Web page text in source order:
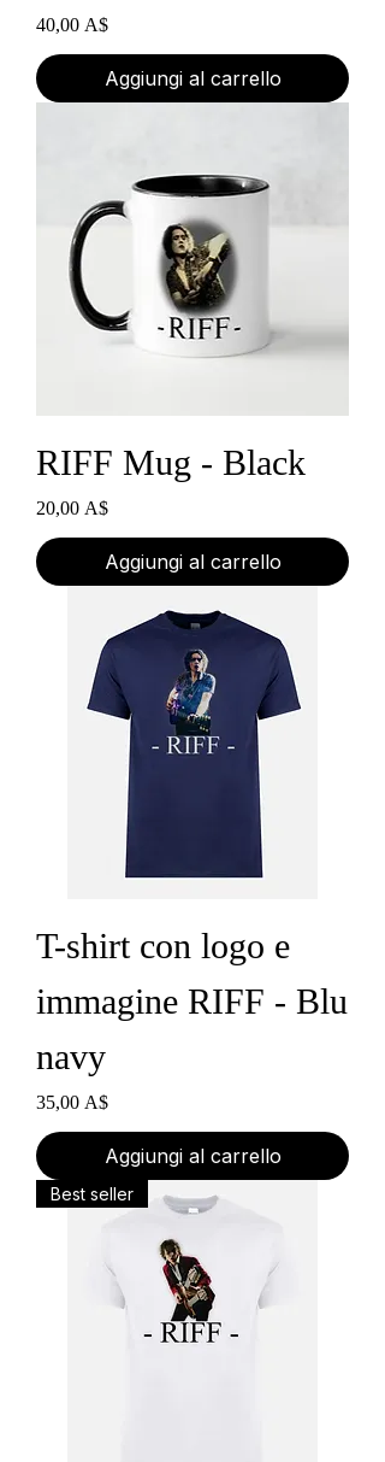
Prezzo
40,00 A$
Aggiungi al carrello
RIFF Mug - Black
Prezzo
20,00 A$
Aggiungi al carrello
T-shirt con logo e
immagine RIFF - Blu
navy
Prezzo
35,00 A$
Aggiungi al carrello
Best seller